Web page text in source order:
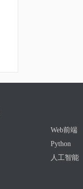
Web前端
Python
人工智能